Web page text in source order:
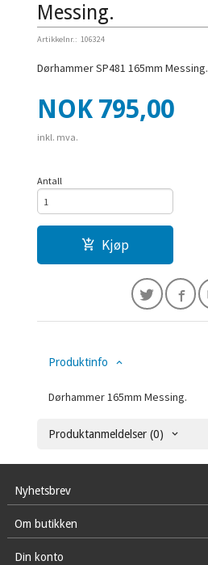
Messing.
Artikkelnr.: 106324
Dørhammer SP481 165mm Messing.
Pris
NOK 795,00
inkl. mva.
Antall
Kjøp
Produktinfo
Dørhammer 165mm Messing.
Produktanmeldelser (0)
Nyhetsbrev
Om butikken
Din konto